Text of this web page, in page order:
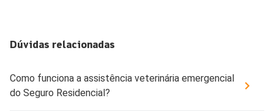
Dúvidas relacionadas
Como funciona a assistência veterinária emergencial
do Seguro Residencial?